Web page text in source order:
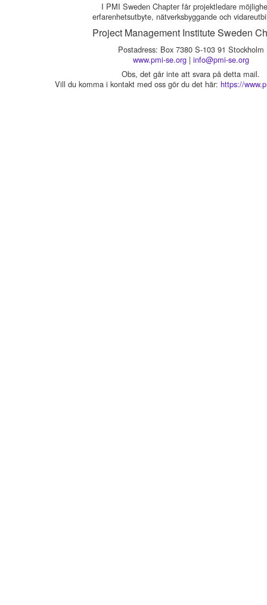
I PMI Sweden Chapter får projektledare
erfarenhetsutbyte, nätverksbyggande och
Project Management Institute Sweden
Postadress: Box 7380 S-103 91 Stockholm
www.pmi-se.org| info@pmi-se.org
Obs, det går inte att svara på detta mail.
Vill du komma i kontakt med oss gör du det här: https://